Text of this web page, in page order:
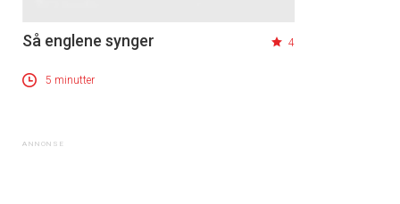
Så englene synger 4
5 minutter